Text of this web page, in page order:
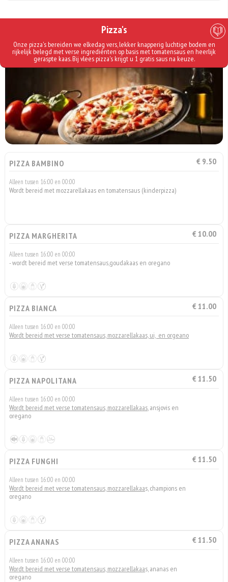
Pizza's
Onze pizza's bereiden we elkedag vers, lekker knapperig luchtige bodem en
rijkelijk belegd met verse ingrediénten op basis met tomatensaus en heerlijk
geraspte kaas. Bij vlees pizza's krijgt u 1 gratis saus na keuze.
PIZZA BAMBINO € 9.50
Alleen tussen 16:00 en 00:00
Wordt bereid met mozzarellakaas en tomatensaus (kinderpizza)
PIZZA MARGHERITA € 10.00
Alleen tussen 16:00 en 00:00
- wordt bereid met verse tomatensaus,goudakaas en oregano
PIZZA BIANCA € 11.00
Alleen tussen 16:00 en 00:00
Wordt bereid met verse tomatensaus, mozzarellakaas, ui, en orgeano
PIZZA NAPOLITANA € 11.50
Alleen tussen 16:00 en 00:00
Wordt bereid met verse tomatensaus, mozzarellakaas, ansjovis en
oregano
PIZZA FUNGHI € 11.50
Alleen tussen 16:00 en 00:00
Wordt bereid met verse tomatensaus, mozzarellakaas, champions en
oregano
PIZZA ANANAS € 11.50
Alleen tussen 16:00 en 00:00
Wordt bereid met verse tomatensaus, mozzarellakaas, ananas en
oregano